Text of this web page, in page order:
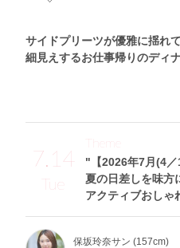
サイドプリーツが優雅に揺れて
細見えするお仕事帰りのディ
7.14
Tue
"【2026年7月(4／
夏の日差しを味方
アクティブおしゃ
Theme
保坂玲奈サン (157cm)